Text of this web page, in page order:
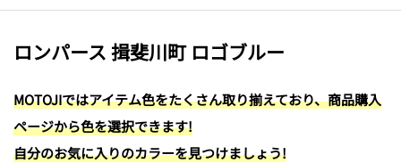
地元一覧
お問い合わせ
ロンパース 揖斐川町 ロゴブルー
MOTOJIではアイテム色をたくさん取り揃えており、商品購入
ページから色を選択できます!
自分のお気に入りのカラーを見つけましょう!